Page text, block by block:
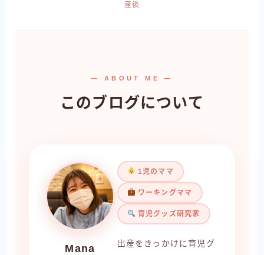
産後
— ABOUT ME —
このブログについて
Mana
1児のママ
ワーキングママ
育児グッズ研究家
出産をきっかけに育児グ